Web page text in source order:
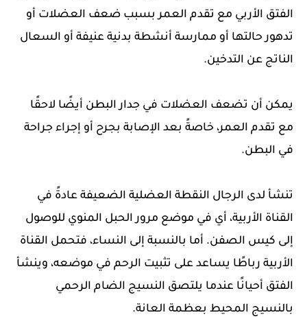
الفتق الأربي مع تقدم العمر بسبب ضعف العضلات أو
تدهور حالتها أو ممارسة أنشطة بدنية عنيفة أو السعال
الناتج عن التدخين.
يمكن أن تضعف العضلات في جدار البطن أيضًا لاحقًا
مع تقدم العمر، خاصةً بعد الإصابة بجرح أو إجراء جراحة
في البطن.
تنشأ لدى الرجال النقطة العضلية الضعيفة عادةً في
القناة الأربية، أي في موضع مرور الحبل المنوي للوصول
إلى كيس الصفن. أما بالنسبة إلى النساء، فتحمل القناة
الأربية رباطًا يساعد على تثبيت الرحم في موضعه، وينشأ
الفتق أحيانًا عندما يلتصق النسيج الضام الرحمي
بالنسيج المحيط بعظمة العانة.